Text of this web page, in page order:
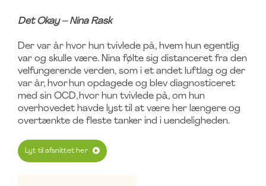
Det Okay –Nina Rask
Der var år hvor hun tvivlede på, hvem hun egentlig
var og skulle være. Nina følte sig distanceret fra den
velfungerende verden, som i et andet luftlag og der
var år, hvor hun opdagede og blev diagnosticeret
med sin OCD, hvor hun tvivlede på, om hun
overhovedet havde lyst til at være her længere og
overtænkte de fleste tanker ind i uendeligheden.
Lyt til afsnittet her